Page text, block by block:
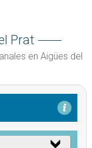
Prat
en Aigües del